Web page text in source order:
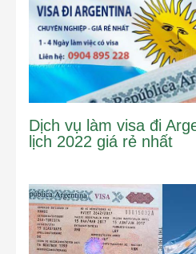
Dịch vụ làm visa đi
lịch 2022 giá rẻ nhất